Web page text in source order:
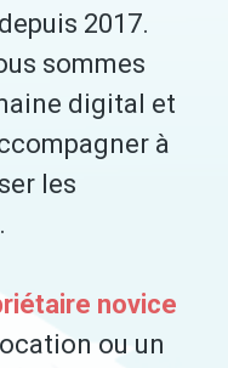
2017.
sommes
digital et
à
les
novice
ou un